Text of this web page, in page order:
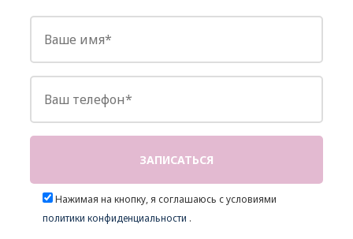
Нажимая на кнопку, я соглашаюсь с условиями
политики конфиденциальности .